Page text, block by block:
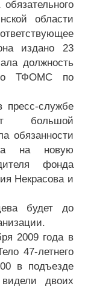
области
издано 23
должность
ТФОМС по
службе
большой
обязанности
на новую
фонда
Некрасова и
будет до
2009 года в
47-летнего
в подъезде
двоих